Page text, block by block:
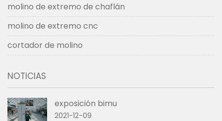
molino de extremo de chaflán
molino de extremo cnc
cortador de molino
NOTICIAS
exposición bimu
2021-12-09